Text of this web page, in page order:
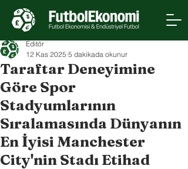
Taraftar Deneyimine
Göre Spor
Stadyumlarının
Sıralamasında Dünyanın
En İyisi Manchester
City'nin Stadı Etihad
Editör
12 Kas 2025 5 dakikada okunur